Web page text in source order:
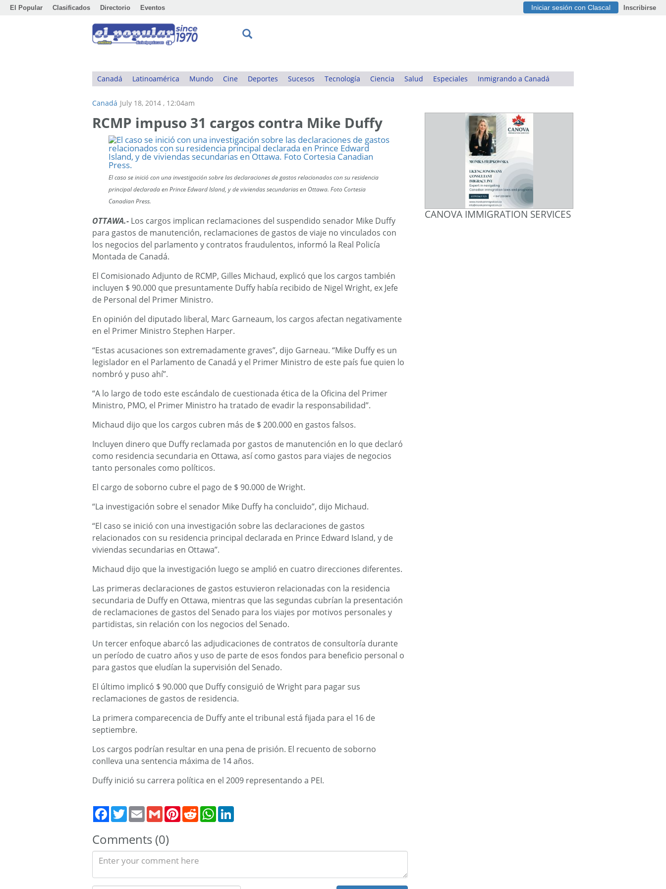
El Popular Clasificados Directorio Eventos Iniciar sesión con Clascal Inscribirse
Canadá Latinoamérica Mundo Cine Deportes Sucesos Tecnología Ciencia Salud Especiales Inmigrando a Canadá
Canadá July 18, 2014 , 12:04am
RCMP impuso 31 cargos contra Mike Duffy
El caso se inició con una investigación sobre las declaraciones de gastos relacionados con su residencia
principal declarada en Prince Edward Island, y de viviendas secundarias en Ottawa. Foto Cortesia
Canadian Press.
OTTAWA.- Los cargos implican reclamaciones del suspendido senador Mike Duffy
para gastos de manutención, reclamaciones de gastos de viaje no vinculados con
los negocios del parlamento y contratos fraudulentos, informó la Real Policía
Montada de Canadá.
El Comisionado Adjunto de RCMP, Gilles Michaud, explicó que los cargos también
incluyen $ 90.000 que presuntamente Duffy había recibido de Nigel Wright, ex Jefe
de Personal del Primer Ministro.
En opinión del diputado liberal, Marc Garneaum, los cargos afectan negativamente
en el Primer Ministro Stephen Harper.
“Estas acusaciones son extremadamente graves”, dijo Garneau. “Mike Duffy es un
legislador en el Parlamento de Canadá y el Primer Ministro de este país fue quien lo
nombró y puso ahí”.
“A lo largo de todo este escándalo de cuestionada ética de la Oficina del Primer
Ministro, PMO, el Primer Ministro ha tratado de evadir la responsabilidad”.
Michaud dijo que los cargos cubren más de $ 200.000 en gastos falsos.
Incluyen dinero que Duffy reclamada por gastos de manutención en lo que declaró
como residencia secundaria en Ottawa, así como gastos para viajes de negocios
tanto personales como políticos.
El cargo de soborno cubre el pago de $ 90.000 de Wright.
“La investigación sobre el senador Mike Duffy ha concluido”, dijo Michaud.
“El caso se inició con una investigación sobre las declaraciones de gastos
relacionados con su residencia principal declarada en Prince Edward Island, y de
viviendas secundarias en Ottawa”.
Michaud dijo que la investigación luego se amplió en cuatro direcciones diferentes.
Las primeras declaraciones de gastos estuvieron relacionadas con la residencia
secundaria de Duffy en Ottawa, mientras que las segundas cubrían la presentación
de reclamaciones de gastos del Senado para los viajes por motivos personales y
partidistas, sin relación con los negocios del Senado.
Un tercer enfoque abarcó las adjudicaciones de contratos de consultoría durante
un período de cuatro años y uso de parte de esos fondos para beneficio personal o
para gastos que eludían la supervisión del Senado.
El último implicó $ 90.000 que Duffy consiguió de Wright para pagar sus
reclamaciones de gastos de residencia.
La primera comparecencia de Duffy ante el tribunal está fijada para el 16 de
septiembre.
Los cargos podrían resultar en una pena de prisión. El recuento de soborno
conlleva una sentencia máxima de 14 años.
Duffy inició su carrera política en el 2009 representando a PEI.
TwitterEmail Gmail PinterestRedditWhatsApp
Comments (0)
CANOVA IMMIGRATION SERVICES